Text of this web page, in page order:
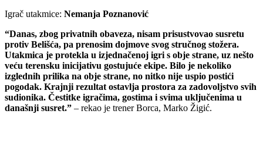
Igrač utakmice: Nemanja Poznanović
“Danas, zbog privatnih obaveza, nisam prisustvovao susretu
protiv Belišća, pa prenosim dojmove svog stručnog stožera.
Utakmica je protekla u izjednačenoj igri s obje strane, uz nešto
veću terensku inicijativu gostujuće ekipe. Bilo je nekoliko
izglednih prilika na obje strane, no nitko nije uspio postići
pogodak. Krajnji rezultat ostavlja prostora za zadovoljstvo svih
sudionika. Čestitke igračima, gostima i svima uključenima u
današnji susret.” – rekao je trenerBorca, Marko Žigić.